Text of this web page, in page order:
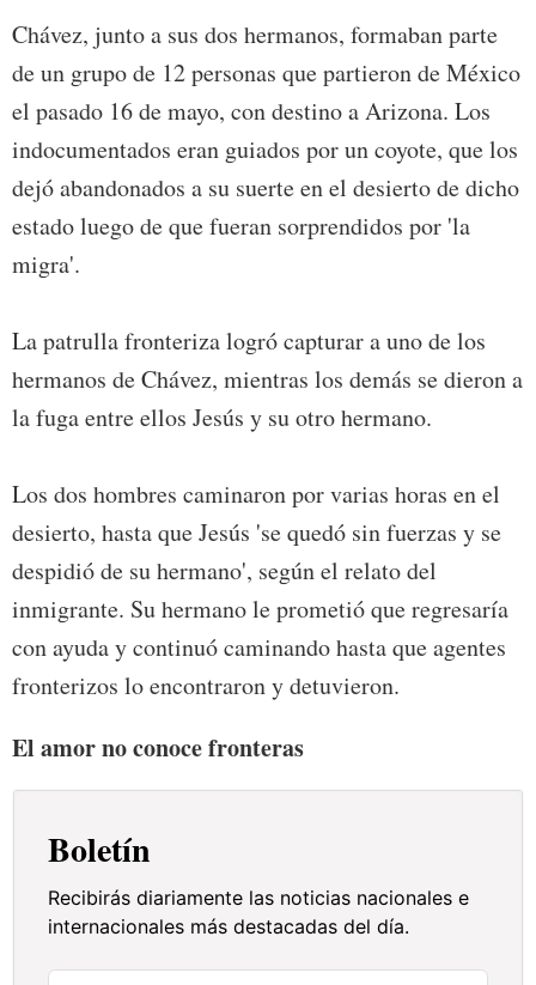
Chávez, junto a sus dos hermanos, formaban parte
de un grupo de 12 personas que partieron de México
el pasado 16 de mayo, con destino a Arizona. Los
indocumentados eran guiados por un coyote, que los
dejó abandonados a su suerte en el desierto de dicho
estado luego de que fueran sorprendidos por 'la
migra'.
La patrulla fronteriza logró capturar a uno de los
hermanos de Chávez, mientras los demás se dieron a
la fuga entre ellos Jesús y su otro hermano.
Los dos hombres caminaron por varias horas en el
desierto, hasta que Jesús 'se quedó sin fuerzas y se
despidió de su hermano', según el relato del
inmigrante. Su hermano le prometió que regresaría
con ayuda y continuó caminando hasta que agentes
fronterizos lo encontraron y detuvieron.
El amor no conoce fronteras
Boletín
Recibirás diariamente las noticias nacionales e
internacionales más destacadas del día.